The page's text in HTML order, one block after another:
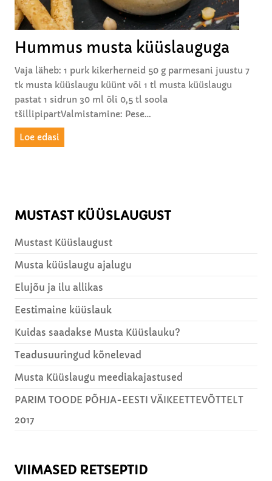
p
i
j
o
n
i
d
u
ü
s
a
u
u
k
ü
n
,
i
Hummus musta küüslauguga
Vaja läheb: 1 purk kikerherneid 50 g parmesani juustu 7
tk musta küüslaugu küünt või 1 tl musta küüslaugu
pastat 1 sidrun 30 ml õli 0,5 tl soola
tšillipipartValmistamine: Pese…
Loe edasi
s
u
t
a
ü
l
u
g
MUSTAST KÜÜSLAUGUST
Mustast Küüslaugust
Musta küüslaugu ajalugu
Elujõu ja ilu allikas
Eestimaine küüslauk
Kuidas saadakse Musta Küüslauku?
Teadusuuringud kõnelevad
Musta Küüslaugu meediakajastused
PARIM TOODE PÕHJA-EESTI VÄIKEETTEVÕTTELT
2017
VIIMASED RETSEPTID